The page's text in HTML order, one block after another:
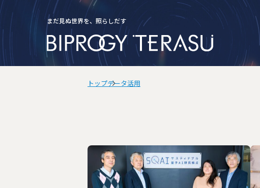
まだ見ぬ世界を、照らしだす
検索
トップデータ活用